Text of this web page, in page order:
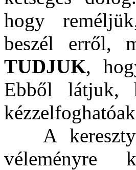
hogy
beszél erről,
TUDJUK,
Ebből látjuk,
A
véleményre